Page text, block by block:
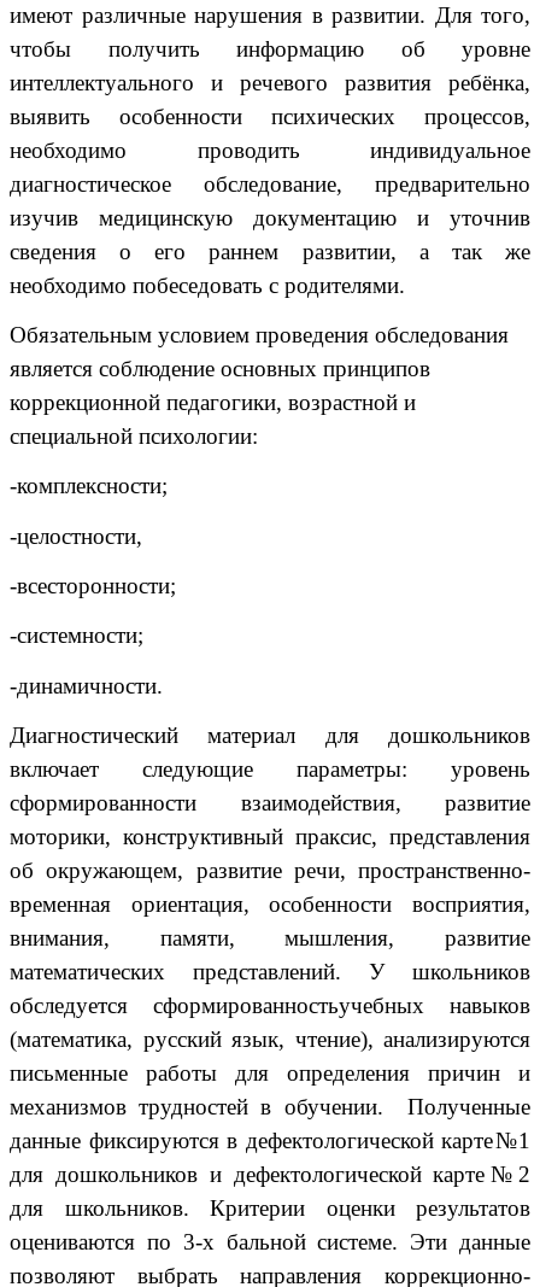
имеют различные нарушения в развитии. Для того,
чтобы получить информацию об уровне
интеллектуального и речевого развития ребёнка,
выявить особенности психических процессов,
необходимо проводить индивидуальное
диагностическое обследование, предварительно
изучив медицинскую документацию и уточнив
сведения о его раннем развитии, а так же
необходимо побеседовать с родителями.
Обязательным условием проведения обследования
является соблюдение основных принципов
коррекционной педагогики, возрастной и
специальной психологии:
-комплексности;
-целостности,
-всесторонности;
-системности;
-динамичности.
Диагностический материал для дошкольников
включает следующие параметры: уровень
сформированности взаимодействия, развитие
моторики, конструктивный праксис, представления
об окружающем, развитие речи, пространственно-
временная ориентация, особенности восприятия,
внимания, памяти, мышления, развитие
математических представлений. У школьников
обследуется сформированностьучебных навыков
(математика, русский язык, чтение), анализируются
письменные работы для определения причин и
механизмов трудностей в обучении. Полученные
данные фиксируются в дефектологической карте№1
для дошкольников и дефектологической карте№2
для школьников. Критерии оценки результатов
оцениваются по 3-х бальной системе. Эти данные
позволяют выбрать направления коррекционно-